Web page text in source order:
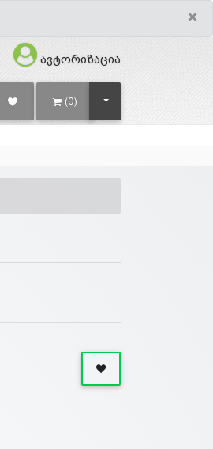
×
ავტორიზაცია
DROPDOWN(0) TOGGLE DROPDOWN